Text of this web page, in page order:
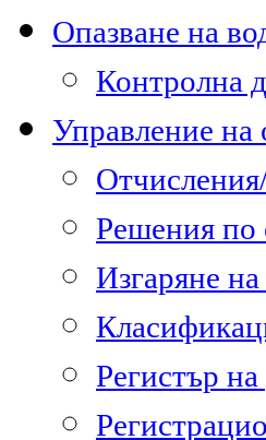
Опазване на
Контролна
Управление на
Решения по
Изгаряне
Регистър